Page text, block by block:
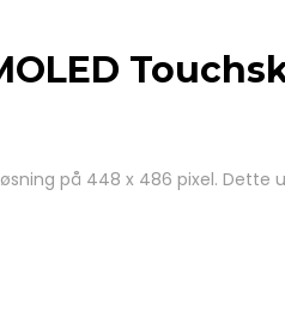
på 448 x 486 pixel.